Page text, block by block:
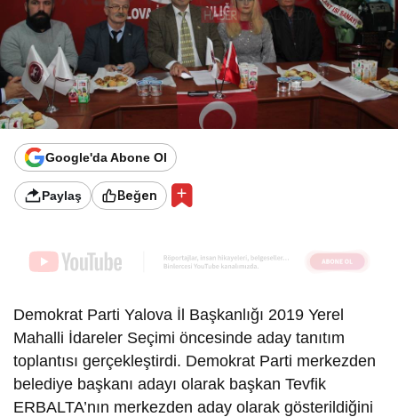
Google'da Abone Ol
Paylaş Beğen
Demokrat Parti Yalova İl Başkanlığı 2019 Yerel
Mahalli İdareler Seçimi öncesinde aday tanıtım
toplantısı gerçekleştirdi. Demokrat Parti merkezden
belediye başkanı adayı olarak başkan Tevfik
ERBALTA’nın merkezden aday olarak gösterildiğini